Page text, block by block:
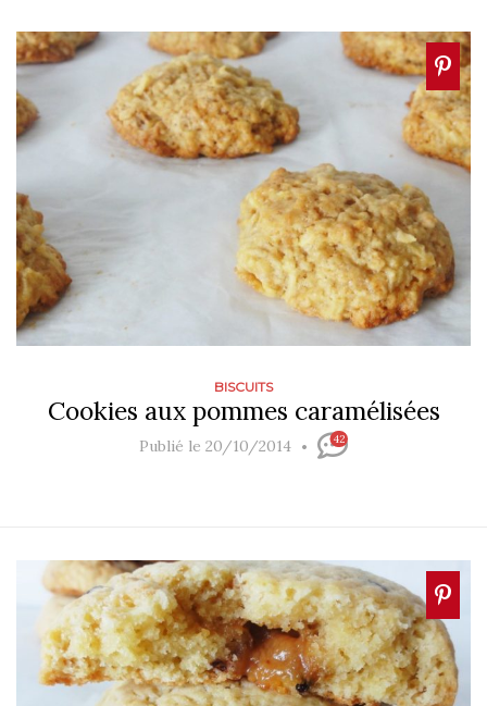
BISCUITS
Cookies aux pommes caramélisées
Publié le 20/10/2014 42